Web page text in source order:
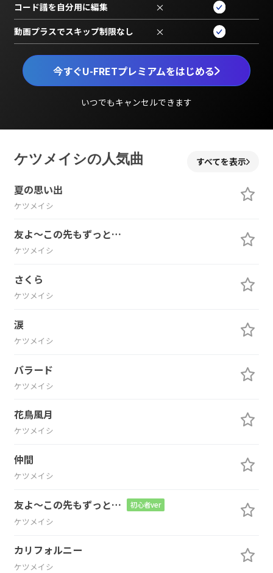
今すぐU-FRETプレミアムをはじめる
いつでもキャンセルできます
コード譜を自分用に編集 ×
動画プラスでスキップ制限なし ×
ケツメイシの人気曲 すべてを表示
夏の思い出
ケツメイシ
友よ～この先もずっと…
ケツメイシ
さくら
ケツメイシ
涙
ケツメイシ
バラード
ケツメイシ
花鳥風月
ケツメイシ
仲間
ケツメイシ
友よ～この先もずっと… 初心者ver
ケツメイシ
カリフォルニー
ケツメイシ